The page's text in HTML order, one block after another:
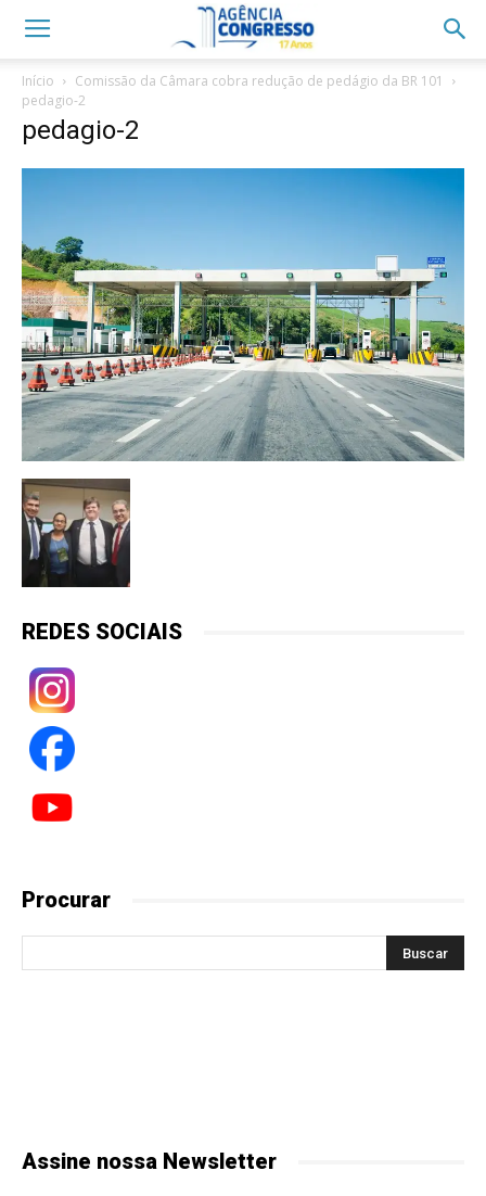
Início
Comissão da Câmara cobra redução de pedágio da BR 101
pedagio-2
pedagio-2
REDES SOCIAIS
Procurar
Assine nossa Newsletter